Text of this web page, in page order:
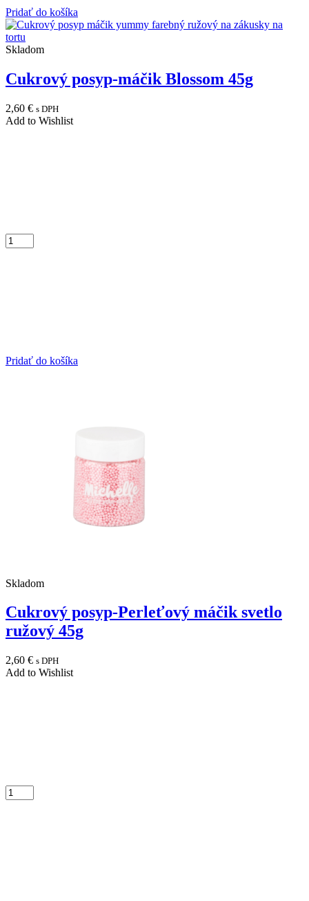
Pridať do košíka
Skladom
Cukrový posyp-máčik Blossom 45g
2,60 € s DPH
Add to Wishlist
Pridať do košíka
Skladom
Cukrový posyp-Perleťový máčik svetlo
ružový 45g
2,60 € s DPH
Add to Wishlist